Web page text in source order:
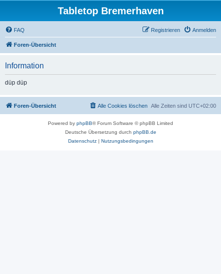
Tabletop Bremerhaven
FAQ Anmelden
Registrieren
Foren-Übersicht
Information
düp düp
Foren-Übersicht Alle Zeiten sind UTC+02:00
Alle Cookies löschen
Powered by phpBB® Forum Software © phpBB Limited
Deutsche Übersetzung durch phpBB.de
Datenschutz| Nutzungsbedingungen